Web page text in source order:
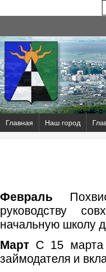
Главная Наш город
Февраль
руководству
начальную школу
Март С 15 марта
займодателя и